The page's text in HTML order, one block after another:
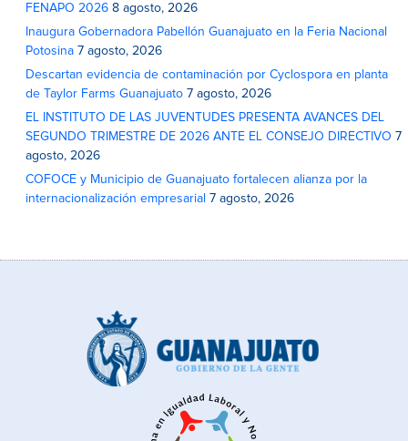
FENAPO 2026 8 agosto, 2026
Inaugura Gobernadora Pabellón Guanajuato en la Feria Nacional
Potosina 7 agosto, 2026
Descartan evidencia de contaminación por Cyclospora en planta
de Taylor Farms Guanajuato 7 agosto, 2026
EL INSTITUTO DE LAS JUVENTUDES PRESENTA AVANCES DEL
SEGUNDO TRIMESTRE DE 2026 ANTE EL CONSEJO DIRECTIVO 7
agosto, 2026
COFOCE y Municipio de Guanajuato fortalecen alianza por la
internacionalización empresarial 7 agosto, 2026